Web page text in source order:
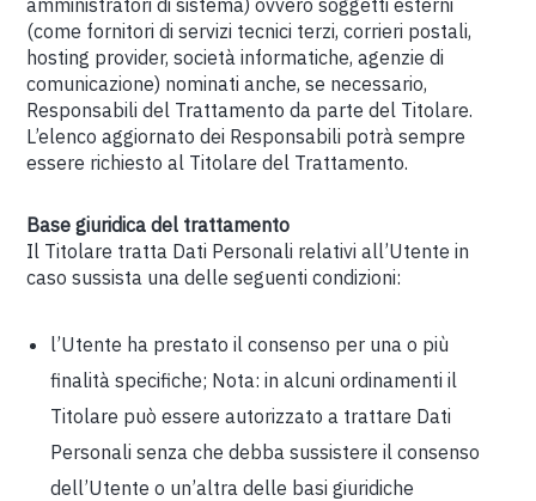
amministratori di sistema) ovvero soggetti esterni
(come fornitori di servizi tecnici terzi, corrieri postali,
hosting provider, società informatiche, agenzie di
comunicazione) nominati anche, se necessario,
Responsabili del Trattamento da parte del Titolare.
L’elenco aggiornato dei Responsabili potrà sempre
essere richiesto al Titolare del Trattamento.
Base giuridica del trattamento
Il Titolare tratta Dati Personali relativi all’Utente in
caso sussista una delle seguenti condizioni:
l’Utente ha prestato il consenso per una o più
finalità specifiche; Nota: in alcuni ordinamenti il
Titolare può essere autorizzato a trattare Dati
Personali senza che debba sussistere il consenso
dell’Utente o un’altra delle basi giuridiche